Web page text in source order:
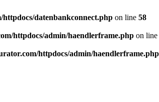
datenbankconnect.php on line 58
httpdocs/admin/haendlerframe.php on line
httpdocs/admin/haendlerframe.php